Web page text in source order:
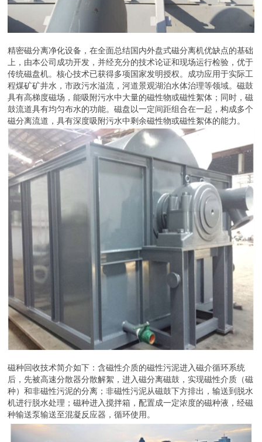
精密磁分离净化设备，在全面总结国内外盘式磁分离机优缺点的基础
上，由本公司成功开发，并经充分的技术论证和现场运行检验，优于
传统磁盘机。核心技术已获得多项国家发明授权。成功应用于实际工
程煤矿矿井水，市政污水溢流，河道景观湖泊水体治理等领域。磁鼓
具有高梯度磁场，能吸附污水中大量的磁性物或磁性絮体；同时，磁
鼓流道具有均匀布水的功能。磁盘以一定间距组合在一起，构成多个
磁分离流道，具有深度吸附污水中剩余磁性物或磁性絮体的能力。
磁种回收技术简介如下：含磁性介质的磁性污泥进入磁介循环系统
后，先被高速分散器分散解絮，进入磁分离磁鼓，实现磁性介质（磁
种）和非磁性污泥的分离；非磁性污泥从磁鼓下方排出，输送到脱水
机进行脱水处理；磁种进入搅拌箱，配置成一定浓度的磁种液，经磁
种输送泵输送至混凝反应器，循环使用。